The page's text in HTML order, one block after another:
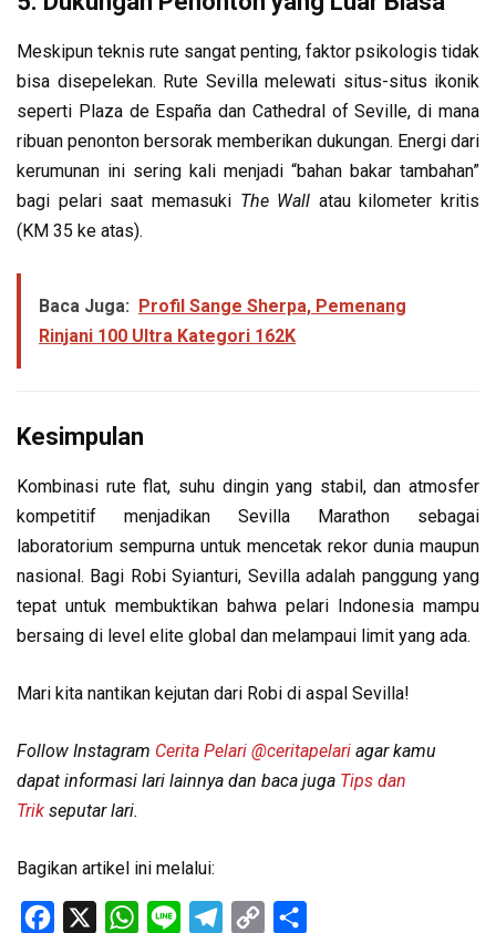
Meskipun teknis rute sangat penting, faktor psikologis tidak
bisa disepelekan. Rute Sevilla melewati situs-situs ikonik
seperti Plaza de España dan Cathedral of Seville, di mana
ribuan penonton bersorak memberikan dukungan. Energi dari
kerumunan ini sering kali menjadi “bahan bakar tambahan”
bagi pelari saat memasuki The Wall atau kilometer kritis
(KM 35 ke atas).
Baca Juga: Profil Sange Sherpa, Pemenang
Rinjani 100 Ultra Kategori 162K
Kesimpulan
Kombinasi rute flat, suhu dingin yang stabil, dan atmosfer
kompetitif menjadikan Sevilla Marathon sebagai
laboratorium sempurna untuk mencetak rekor dunia maupun
nasional. Bagi Robi Syianturi, Sevilla adalah panggung yang
tepat untuk membuktikan bahwa pelari Indonesia mampu
bersaing di level elite global dan melampaui limit yang ada.
Mari kita nantikan kejutan dari Robi di aspal Sevilla!
Follow Instagram Cerita Pelari @ceritapelari agar kamu
dapat informasi lari lainnya dan baca juga Tips dan
Trik seputar lari.
Bagikan artikel ini melalui:
Facebook WhatsApp
Line Telegram
Copy